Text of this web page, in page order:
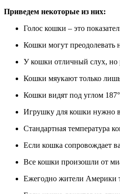
Приведем некоторые из них:
Голос кошки – это
Кошки могут преодолевать
У кошки отличный слух, но
Кошки мяукают только
Кошки видят под углом
Игрушку для кошки нужно
Стандартная температура
Если кошка сопровождает
Все кошки произошли от
Ежегодно жители Америки